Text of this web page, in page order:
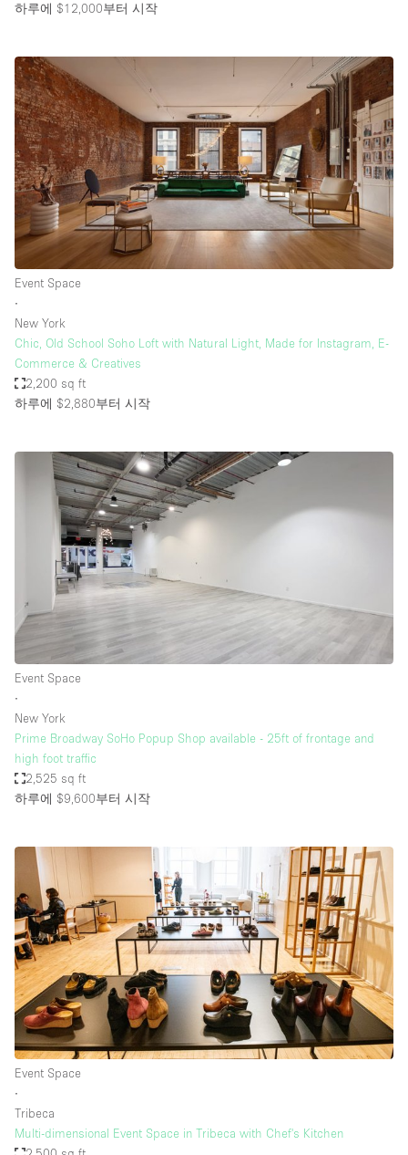
하루에 $12,000부터 시작
Event Space
∙
New York
Chic, Old School Soho Loft with Natural Light, Made for Instagram, E-
Commerce & Creatives
2,200 sq ft
하루에 $2,880부터 시작
Event Space
∙
New York
Prime Broadway SoHo Popup Shop available - 25ft of frontage and
high foot traffic
2,525 sq ft
하루에 $9,600부터 시작
Event Space
∙
Tribeca
Multi-dimensional Event Space in Tribeca with Chef's Kitchen